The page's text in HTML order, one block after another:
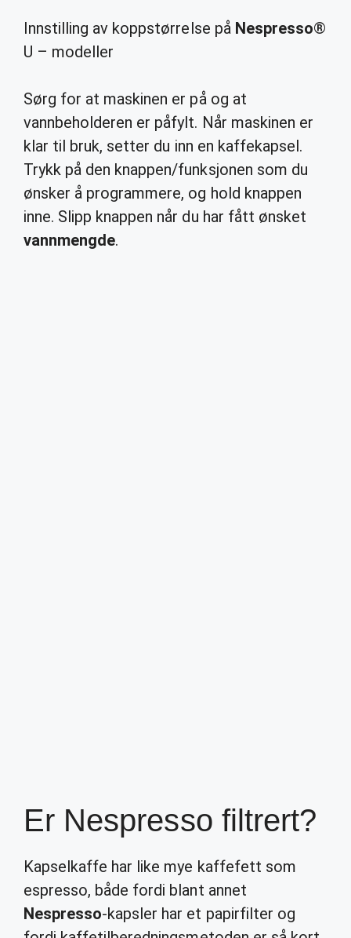
Innstilling av koppstørrelse på Nespresso®
U – modeller
Sørg for at maskinen er på og at
vannbeholderen er påfylt. Når maskinen er
klar til bruk, setter du inn en kaffekapsel.
Trykk på den knappen/funksjonen som du
ønsker å programmere, og hold knappen
inne. Slipp knappen når du har fått ønsket
vannmengde.
Er Nespresso filtrert?
Kapselkaffe har like mye kaffefett som
espresso, både fordi blant annet
Nespresso-kapsler har et papirfilter og